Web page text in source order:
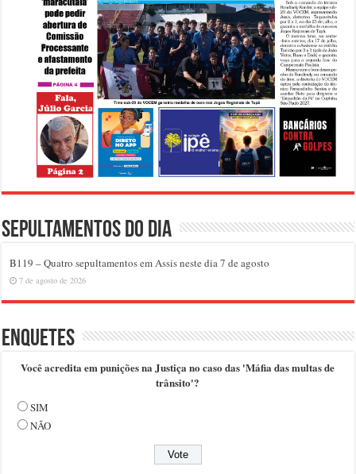
Sepultamentos do dia
B119 – Quatro sepultamentos em Assis neste dia 7 de agosto
7 de agosto de 2026
Enquetes
Você acredita em punições na Justiça no caso das 'Máfia das multas de
trânsito'?
SIM
NÃO